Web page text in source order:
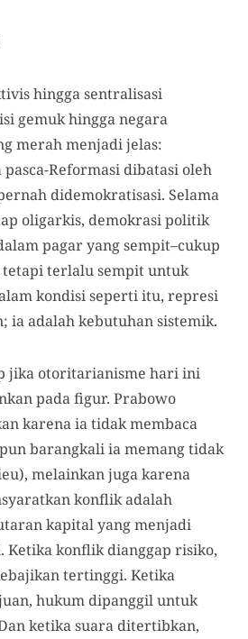
hingga sentralisasi
gemuk hingga negara
merah menjadi jelas:
Reformasi dibatasi oleh
didemokratisasi. Selama
oligarkis, demokrasi politik
pagar yang sempit–cukup
terlalu sempit untuk
kondisi seperti itu, represi
ia adalah kebutuhan sistemik.
jika otoritarianisme hari ini
pada figur. Prabowo
karena ia tidak membaca
barangkali ia memang tidak
melainkan juga karena
konflik adalah
kapital yang menjadi
Ketika konflik dianggap risiko,
tertinggi. Ketika
hukum dipanggil untuk
ketika suara ditertibkan,